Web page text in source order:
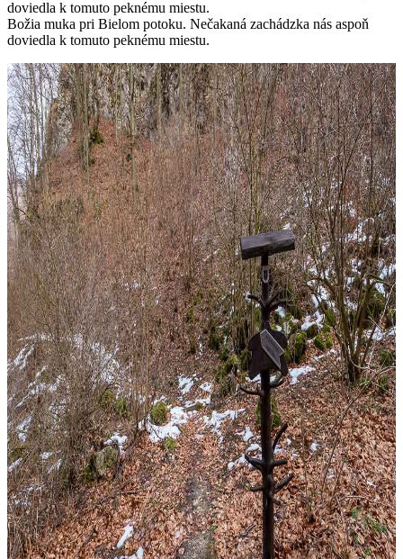
Božia muka pri Bielom potoku. Nečakaná zachádzka nás aspoň
doviedla k tomuto peknému miestu.